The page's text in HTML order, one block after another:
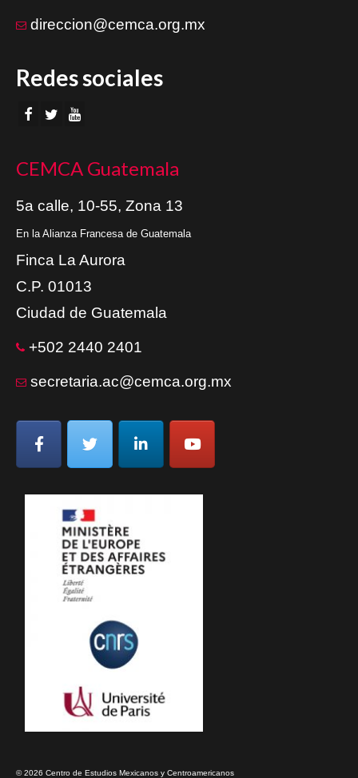
direccion@cemca.org.mx
Redes sociales
CEMCA Guatemala
5a calle, 10-55, Zona 13
En la Alianza Francesa de Guatemala
Finca La Aurora
C.P. 01013
Ciudad de Guatemala
+502 2440 2401
secretaria.ac@cemca.org.mx
© 2026 Centro de Estudios Mexicanos y Centroamericanos